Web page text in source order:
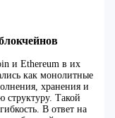
и Ethereum в их
как монолитные
хранения и
структуру. Такой
В ответ на